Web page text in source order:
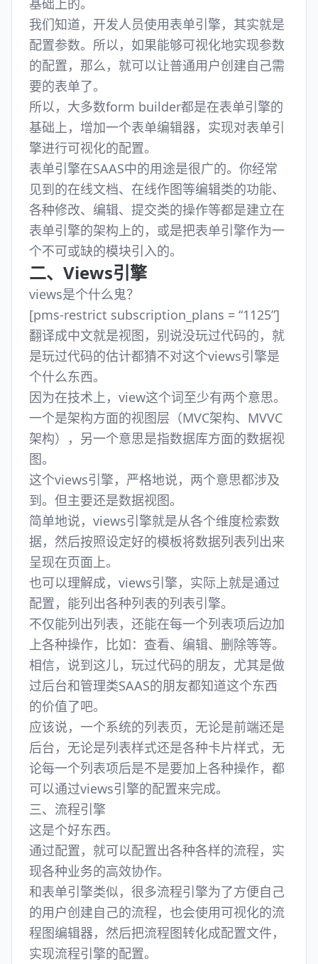
基础上的。
我们知道，开发人员使用表单引擎，其实就是
配置参数。所以，如果能够可视化地实现参数
的配置，那么，就可以让普通用户创建自己需
要的表单了。
所以，大多数form builder都是在表单引擎的
基础上，增加一个表单编辑器，实现对表单引
擎进行可视化的配置。
表单引擎在SAAS中的用途是很广的。你经常
见到的在线文档、在线作图等编辑类的功能、
各种修改、编辑、提交类的操作等都是建立在
表单引擎的架构上的，或是把表单引擎作为一
个不可或缺的模块引入的。
二、Views引擎
views是个什么鬼？
[pms-restrict subscription_plans = “1125”]
翻译成中文就是视图，别说没玩过代码的，就
是玩过代码的估计都猜不对这个views引擎是
个什么东西。
因为在技术上，view这个词至少有两个意思。
一个是架构方面的视图层（MVC架构、MVVC
架构），另一个意思是指数据库方面的数据视
图。
这个views引擎，严格地说，两个意思都涉及
到。但主要还是数据视图。
简单地说，views引擎就是从各个维度检索数
据，然后按照设定好的模板将数据列表列出来
呈现在页面上。
也可以理解成，views引擎，实际上就是通过
配置，能列出各种列表的列表引擎。
不仅能列出列表，还能在每一个列表项后边加
上各种操作，比如：查看、编辑、删除等等。
相信，说到这儿，玩过代码的朋友，尤其是做
过后台和管理类SAAS的朋友都知道这个东西
的价值了吧。
应该说，一个系统的列表页，无论是前端还是
后台，无论是列表样式还是各种卡片样式，无
论每一个列表项后是不是要加上各种操作，都
可以通过views引擎的配置来完成。
三、流程引擎
这是个好东西。
通过配置，就可以配置出各种各样的流程，实
现各种业务的高效协作。
和表单引擎类似，很多流程引擎为了方便自己
的用户创建自己的流程，也会使用可视化的流
程图编辑器，然后把流程图转化成配置文件，
实现流程引擎的配置。